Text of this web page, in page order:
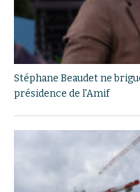
Stéphane Beaudet ne
présidence de l'Amif